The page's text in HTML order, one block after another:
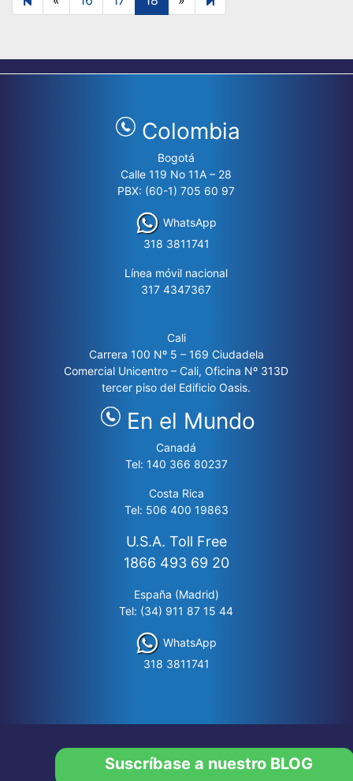
page
page
Colombia
Bogotá
Calle 119 No 11A – 28
PBX: (60-1) 705 60 97
WhatsApp
318 3811741
Línea móvil nacional
317 4347367
Cali
Carrera 100 Nº 5 – 169 Ciudadela
Comercial Unicentro – Cali, Oficina Nº 313D
tercer piso del Edificio Oasis.
En el Mundo
Canadá
Tel: 140 366 80237
Costa Rica
Tel: 506 400 19863
U.S.A. Toll Free
1866 493 69 20
España (Madrid)
Tel: (34) 911 87 15 44
WhatsApp
318 3811741
Suscríbase a nuestro BLOG